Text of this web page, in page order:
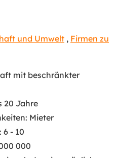
und Umwelt , Firmen zu
mit beschränkter
20 Jahre
: Mieter
: 6 - 10
000